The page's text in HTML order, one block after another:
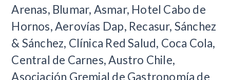
Arenas, Blumar, Asmar, Hotel Cabo de
Hornos, Aerovías Dap, Recasur, Sánchez
& Sánchez, Clínica Red Salud, Coca Cola,
Central de Carnes, Austro Chile,
Asociación Gremial de Gastronomía de